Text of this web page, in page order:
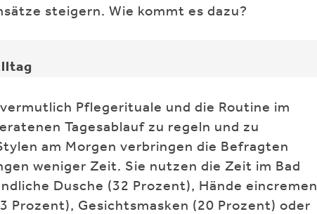
steigern. Wie kommt es dazu?
Pflegerituale und die Routine im
Tagesablauf zu regeln und zu
am Morgen verbringen die Befragten
weniger Zeit. Sie nutzen die Zeit im Bad
Dusche (32 Prozent), Hände eincremen
Prozent), Gesichtsmasken (20 Prozent) oder